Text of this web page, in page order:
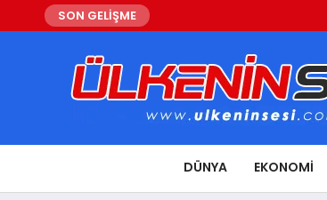
SON GELİŞME
DÜNYA EKONOMI